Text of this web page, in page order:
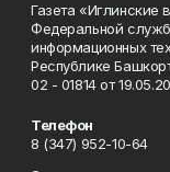
Газета «Иглинские
Федеральной
информационных
Республике
02 - 01814 от
Телефон
8 (347) 952-10-64